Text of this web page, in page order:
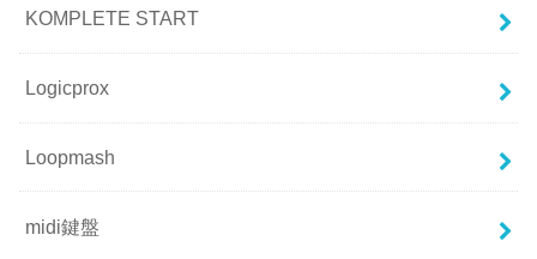
KOMPLETE START
Logicprox
Loopmash
midi鍵盤